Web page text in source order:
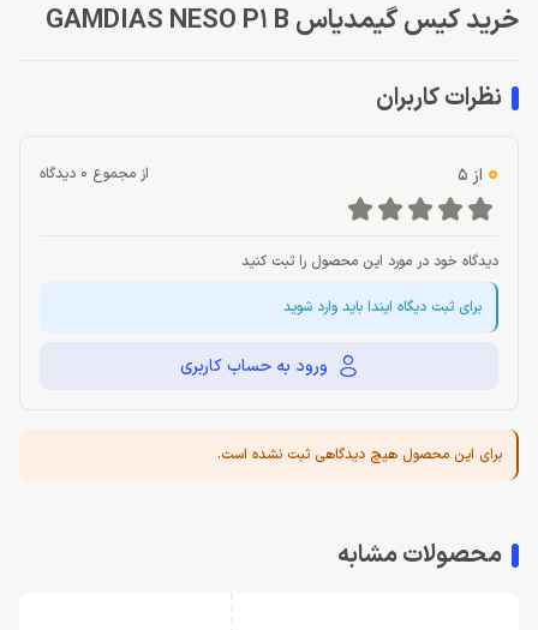
خرید کیس گیمدیاس GAMDIAS NESO P1 B
نظرات کاربران
0 از 5 از مجموع 0 دیدگاه
دیدگاه خود در مورد این محصول را ثبت کنید
برای ثبت دیگاه ایندا باید وارد شوید
ورود به حساب کاربری
برای این محصول هیچ دیدگاهی ثبت نشده است.
محصولات مشابه